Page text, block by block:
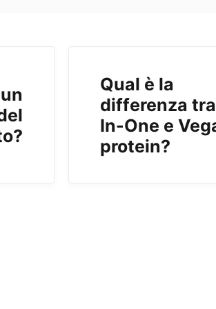
Qual è la
differenza
In-One e
protein?